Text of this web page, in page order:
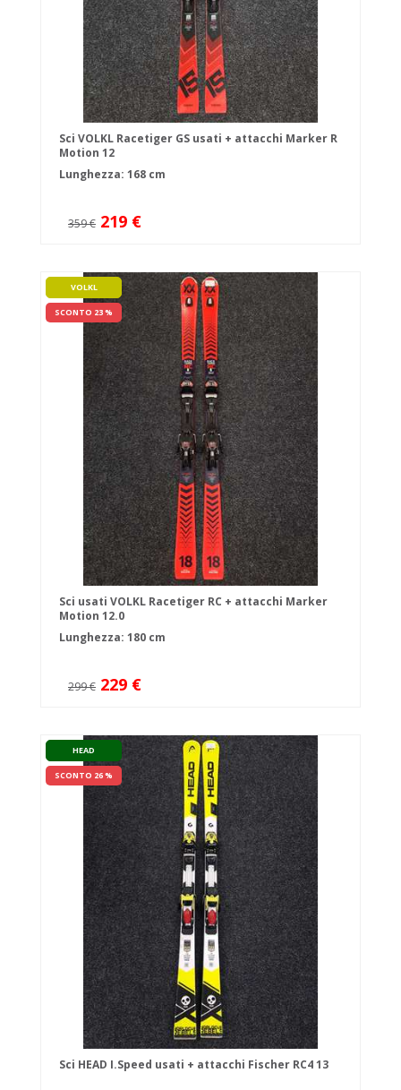
Sci VOLKL Racetiger GS usati + attacchi Marker R
Motion 12
Lunghezza: 168 cm
359 € 219 €
VOLKL
SCONTO 23 %
Sci usati VOLKL Racetiger RC + attacchi Marker
Motion 12.0
Lunghezza: 180 cm
299 € 229 €
HEAD
SCONTO 26 %
Sci HEAD I.Speed usati + attacchi Fischer RC4 13